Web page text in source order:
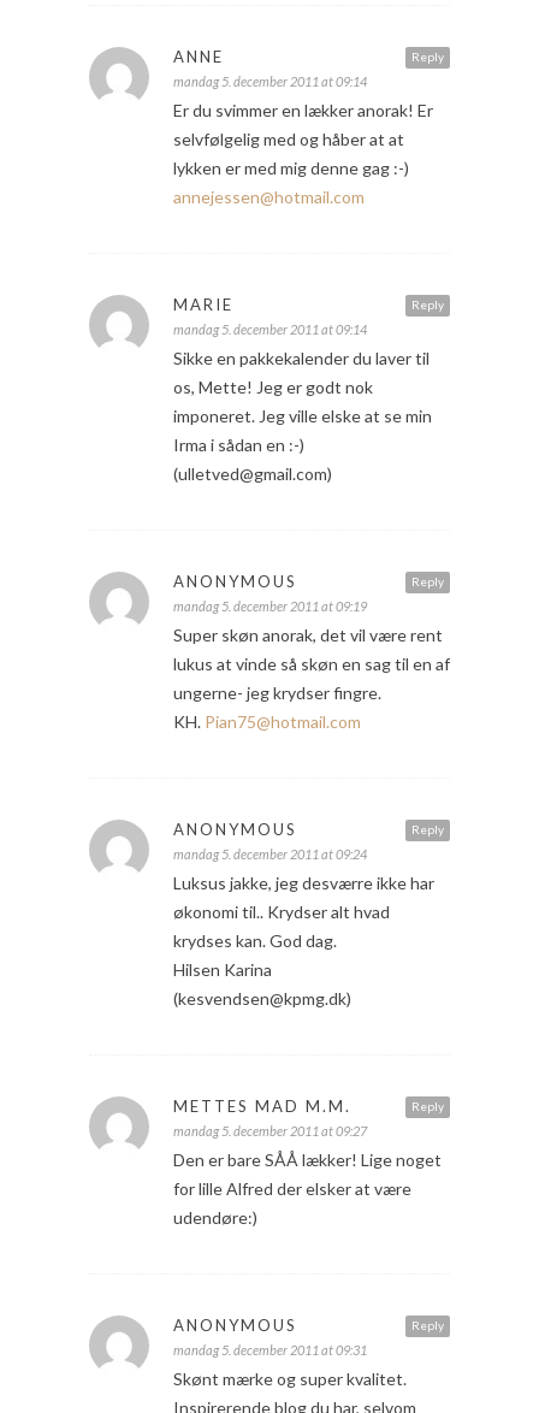
Reply
ANNE
mandag 5. december 2011 at 09:14
Er du svimmer en lækker anorak! Er
selvfølgelig med og håber at at
lykken er med mig denne gag :-)
annejessen@hotmail.com
Reply
MARIE
mandag 5. december 2011 at 09:14
Sikke en pakkekalender du laver til
os, Mette! Jeg er godt nok
imponeret. Jeg ville elske at se min
Irma i sådan en :-)
(ulletved@gmail.com)
Reply
ANONYMOUS
mandag 5. december 2011 at 09:19
Super skøn anorak, det vil være rent
lukus at vinde så skøn en sag til en af
ungerne- jeg krydser fingre.
KH. Pian75@hotmail.com
Reply
ANONYMOUS
mandag 5. december 2011 at 09:24
Luksus jakke, jeg desværre ikke har
økonomi til.. Krydser alt hvad
krydses kan. God dag.
Hilsen Karina
(kesvendsen@kpmg.dk)
Reply
METTES MAD M.M.
mandag 5. december 2011 at 09:27
Den er bare SÅÅ lækker! Lige noget
for lille Alfred der elsker at være
udendøre:)
Reply
ANONYMOUS
mandag 5. december 2011 at 09:31
Skønt mærke og super kvalitet.
Inspirerende blog du har, selvom